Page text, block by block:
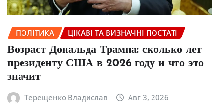
ПОЛІТИКА ЦІКАВІ ТА ВИЗНАЧНІ ПОСТАТІ
Возраст Дональда Трампа: сколько лет
президенту США в 2026 году и что это
значит
Терещенко Владислав Авг 3, 2026